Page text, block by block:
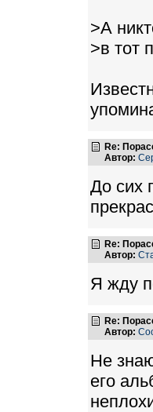
>А
>в тот
Re:
Автор:
До сих
Re:
Автор:
Я жду
Re:
Автор:
Не
его